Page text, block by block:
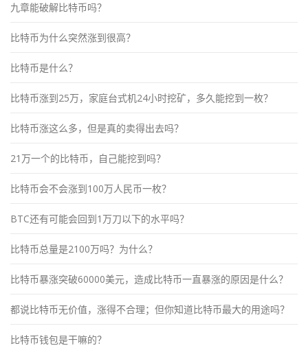
九章能破解比特币吗？
比特币为什么突然涨到很高？
比特币是什么？
比特币涨到25万，家庭台式机24小时挖矿，多久能挖到一枚？
比特币涨这么多，但是真的卖得出去吗？
21万一个的比特币，自己能挖到吗？
比特币会不会涨到100万人民币一枚？
BTC还有可能会回到1万刀以下的水平吗？
比特币总量是2100万吗？为什么？
比特币暴涨突破60000美元，造成比特币一直暴涨的原因是什么？
都说比特币无价值，涨得不合理；但你知道比特币最大的用途吗？
比特币钱包是干嘛的？